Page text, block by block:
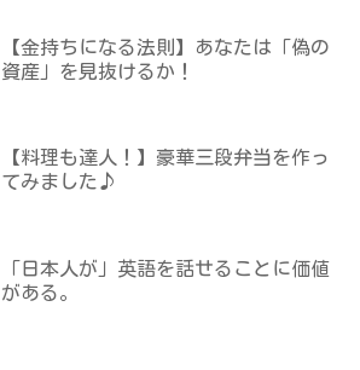
【金持ちになる法則】あなたは「偽の
資産」を見抜けるか！
【料理も達人！】豪華三段弁当を作っ
てみました♪
「日本人が」英語を話せることに価値
がある。